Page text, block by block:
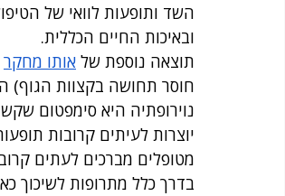
השד ותופעות לוואי של
ובאיכות החיים הכללית.
תוצאה נוספת של אותו מחקר
חוסר תחושה בקצוות הגוף)
נוירופתיה היא סימפטום
יוצרות לעיתים קרובות
מטופלים מברכים לעתים
בדרך כלל מתרופות לשיכוך